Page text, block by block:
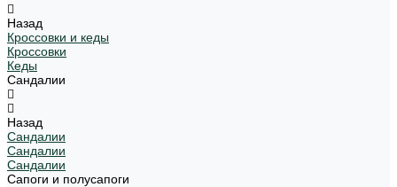
Назад
Кроссовки и кеды
Кроссовки
Кеды
Сандалии
Назад
Сандалии
Сандалии
Сандалии
Сапоги и полусапоги